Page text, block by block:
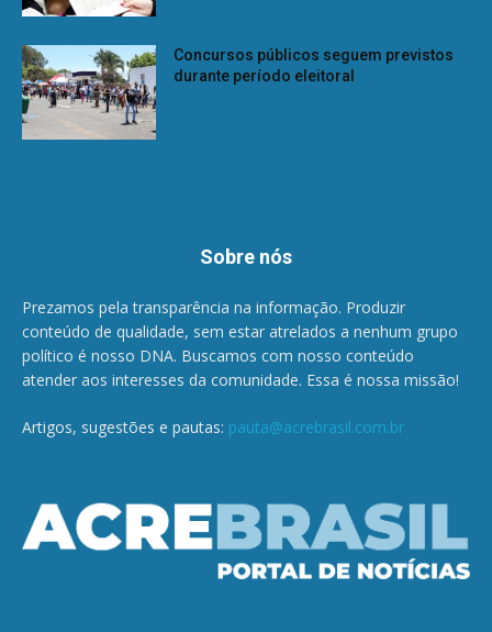
Concursos públicos seguem previstos
durante período eleitoral
Sobre nós
Prezamos pela transparência na informação. Produzir
conteúdo de qualidade, sem estar atrelados a nenhum grupo
político é nosso DNA. Buscamos com nosso conteúdo
atender aos interesses da comunidade. Essa é nossa missão!
Artigos, sugestões e pautas: pauta@acrebrasil.com.br